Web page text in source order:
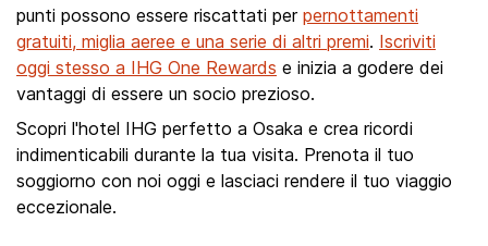
punti possono essere riscattati per pernottamenti
gratuiti, miglia aeree e una serie di altri premi. Iscriviti
oggi stesso a IHG One Rewards e inizia a godere dei
vantaggi di essere un socio prezioso.
Scopri l'hotel IHG perfetto a Osaka e crea ricordi
indimenticabili durante la tua visita. Prenota il tuo
soggiorno con noi oggi e lasciaci rendere il tuo viaggio
eccezionale.